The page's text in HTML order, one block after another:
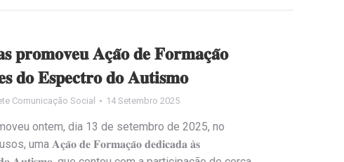
𝐩𝐫𝐨𝐦𝐨𝐯𝐞𝐮 𝐀𝐜̧𝐚̃𝐨 𝐝𝐞 𝐅𝐨𝐫𝐦𝐚𝐜̧𝐚̃𝐨
𝐝𝐨 𝐄𝐬𝐩𝐞𝐜𝐭𝐫𝐨 𝐝𝐨 𝐀𝐮𝐭𝐢𝐬𝐦𝐨
Comunicação Social 14 Setembro 2025
ontem, dia 13 de setembro de 2025, no
uma 𝐀𝐜̧𝐚̃𝐨 𝐝𝐞 𝐅𝐨𝐫𝐦𝐚𝐜̧𝐚̃𝐨 𝐝𝐞𝐝𝐢𝐜𝐚𝐝𝐚 𝐚̀𝐬